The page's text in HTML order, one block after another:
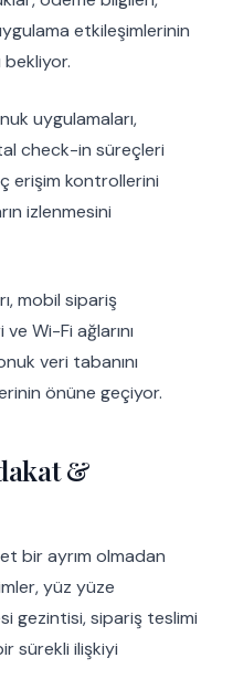
etkileşimlerinin
bekliyor.
uygulamaları,
check-in süreçleri
erişim kontrollerini
izlenmesini
mobil sipariş
Wi-Fi ağlarını
veri tabanını
önüne geçiyor.
&
bir ayrım olmadan
yüz yüze
gezintisi, sipariş teslimi
sürekli ilişkiyi